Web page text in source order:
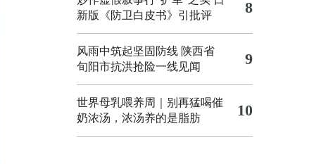
新版《防卫白皮书》引批评
8
风雨中筑起坚固防线 陕西省
旬阳市抗洪抢险一线见闻
9
世界母乳喂养周｜别再猛喝催
奶浓汤，浓汤养的是脂肪
10